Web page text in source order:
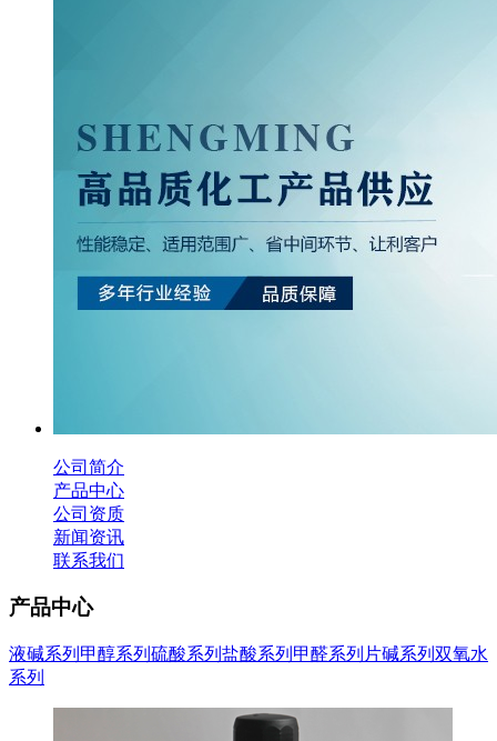
公司简介
产品中心
公司资质
新闻资讯
联系我们
产品中心
液碱系列 甲醇系列 硫酸系列 盐酸系列 甲醛系列 片碱系列 双氧水
系列